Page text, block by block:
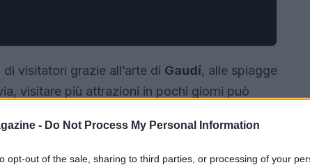
- Do Not Process My Personal Information
opt-out of the sale, sharing to third parties, or processing of your
visitatori grazie all’arte di Gaudí, alle spiagge
visitare più attrazioni in pochi giorni può
provato il
e i consigli per capire se conviene a te.